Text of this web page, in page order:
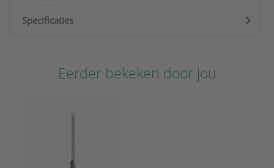
Specificaties
Eerder bekeken door jou